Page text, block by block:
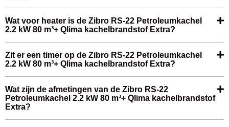
Wat voor heater is de Zibro RS-22 Petroleumkachel
2.2 kW 80 m³+ Qlima kachelbrandstof Extra?
Zit er een timer op de Zibro RS-22 Petroleumkachel
2.2 kW 80 m³+ Qlima kachelbrandstof Extra?
Wat zijn de afmetingen van de Zibro RS-22
Petroleumkachel 2.2 kW 80 m³+ Qlima kachelbrandstof
Extra?